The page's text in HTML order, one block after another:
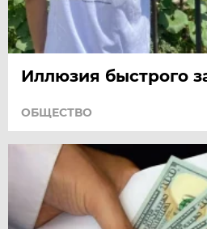
Иллюзия быстрого
ОБЩЕСТВО